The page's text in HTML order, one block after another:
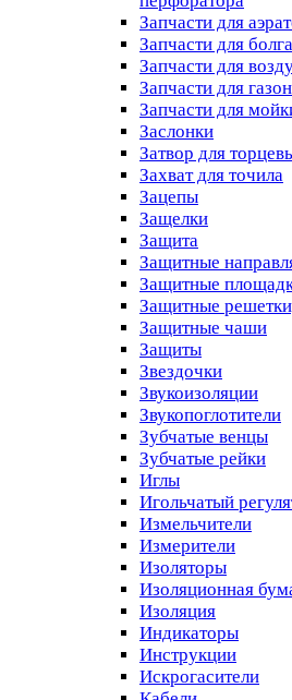
Запчасти для
Запчасти для
Запчасти для
Запчасти для
Запчасти для
Заслонки
Затвор для
Захват для точила
Зацепы
Защелки
Защита
Защитные
Защитные
Защитные
Защитные чаши
Защиты
Звездочки
Звукоизоляции
Звукопоглотители
Зубчатые венцы
Зубчатые рейки
Иглы
Игольчатый
Измельчители
Измерители
Изоляторы
Изоляционная
Изоляция
Индикаторы
Инструкции
Искрогасители